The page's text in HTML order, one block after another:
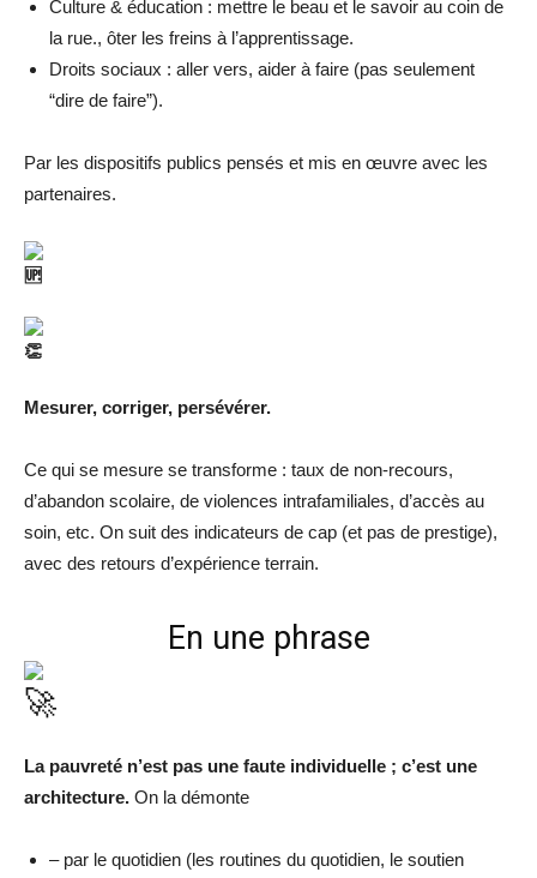
Culture & éducation : mettre le beau et le savoir au coin de
la rue., ôter les freins à l’apprentissage.
Droits sociaux : aller vers, aider à faire (pas seulement
“dire de faire”).
Par les dispositifs publics pensés et mis en œuvre avec les
partenaires.
Mesurer, corriger, persévérer.
Ce qui se mesure se transforme : taux de non-recours,
d’abandon scolaire, de violences intrafamiliales, d’accès au
soin, etc. On suit des indicateurs de cap (et pas de prestige),
avec des retours d’expérience terrain.
En une phrase
La pauvreté n’est pas une faute individuelle ; c’est une
architecture. On la démonte
– par le quotidien (les routines du quotidien, le soutien